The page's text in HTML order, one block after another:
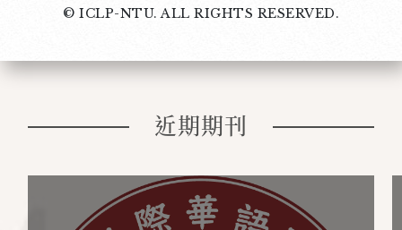
© ICLP-NTU. ALL RIGHTS RESERVED.
近期期刊